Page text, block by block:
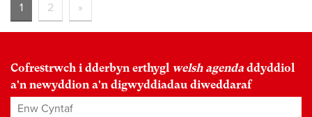
1 2 »
Cofrestrwch i dderbyn erthygl welsh agenda ddyddiol
a'n newyddion a'n digwyddiadau diweddaraf
Enw Cyntaf